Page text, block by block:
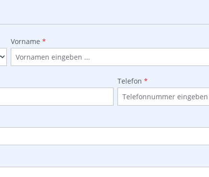
Vorname *
Telefon *